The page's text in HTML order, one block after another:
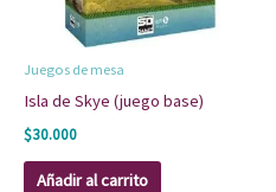
Juegos de mesa
Isla de Skye (juego base)
$30.000
Añadir al carrito